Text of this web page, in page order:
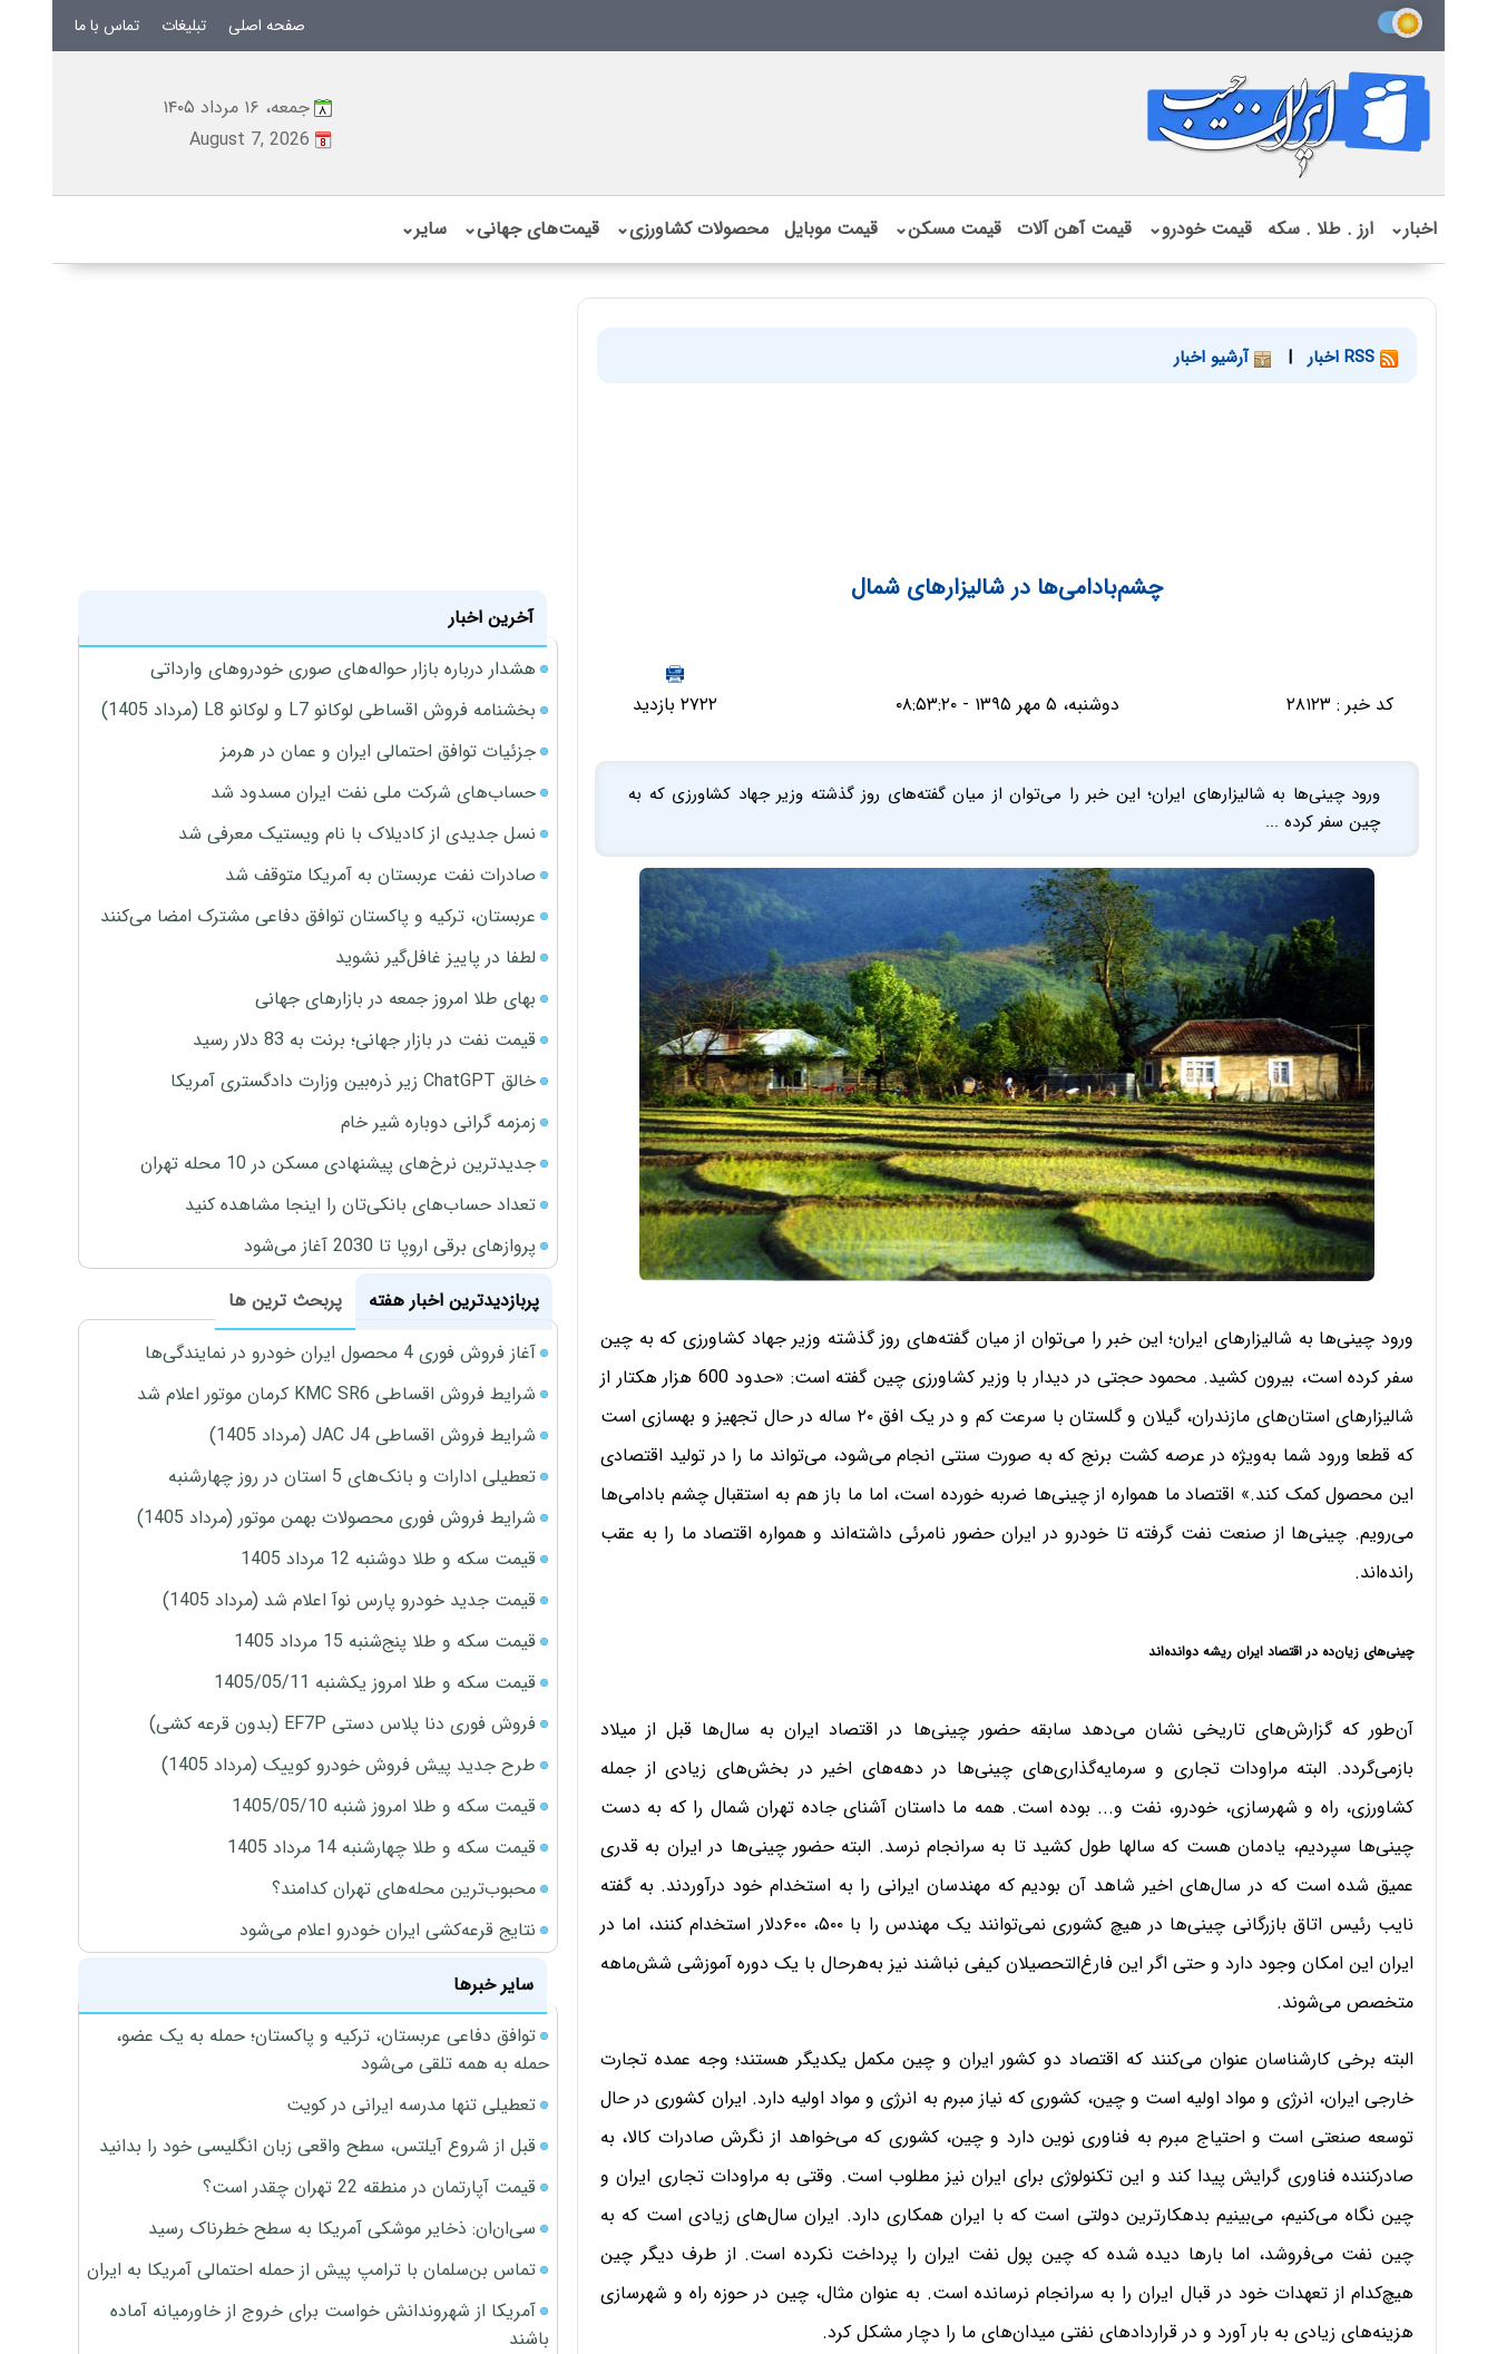
صفحه اصلی تبلیغات تماس با ما
جمعه، ۱۶ مرداد ۱۴۰۵
August 7, 2026
اخبار⌄ ارز . طلا . سکه قیمت خودرو⌄ قیمت آهن آلات قیمت مسکن⌄ قیمت موبایل محصولات کشاورزی⌄ قیمت‌های جهانی⌄ سایر⌄
| آرشیو اخبار
چشم‌بادامی‌ها در شالیزار‌های شمال
کد خبر : ۲۸۱۲۳ دوشنبه، ۵ مهر ۱۳۹۵ - ۰۸:۵۳:۲۰ ۲۷۲۲ بازدید
ورود چینی‌ها به شالیزار‌های ایران؛ این خبر را می‌توان از میان گفته‌های روز گذشته وزیر جهاد کشاورزی که به
چین سفر کرده ...
ورود چینی‌ها به شالیزار‌های ایران؛ این خبر را می‌توان از میان گفته‌های روز گذشته وزیر جهاد کشاورزی که به چین
سفر کرده است، بیرون کشید. محمود حجتی در دیدار با وزیر کشاورزی چین گفته است: «حدود 600 هزار هکتار از
شالیزارهای استان‌های مازندران، گیلان و گلستان با سرعت کم و در یک افق ۲۰ ساله در حال تجهیز و بهسازی است
که قطعا ورود شما به‌ویژه در عرصه کشت برنج که به صورت سنتی انجام می‌شود، می‌تواند ما را در تولید اقتصادی
این محصول کمک کند.» اقتصاد ما همواره از چینی‌ها ضربه خورده است، اما ما باز هم به استقبال چشم بادامی‌ها
می‌رویم. چینی‌ها از صنعت نفت گرفته تا خودرو در ایران حضور نامرئی داشته‌اند و همواره اقتصاد ما را به عقب
رانده‌اند.
چینی‌های زیان‌ده در اقتصاد ایران ریشه دوانده‌اند
آن‌طور که گزارش‌های تاریخی نشان می‌دهد سابقه حضور چینی‌ها در اقتصاد ایران به سال‌ها قبل از میلاد
بازمی‌گردد. البته مراودات تجاری و سرمایه‌گذاری‌های چینی‌ها در دهه‌های اخیر در بخش‌های زیادی از جمله
کشاورزی، راه و شهرسازی، خودرو، نفت و... بوده است. همه ما داستان آشنای جاده تهران شمال را که به دست
چینی‌ها سپردیم، یادمان هست که سالها طول کشید تا به سرانجام نرسد. البته حضور چینی‌ها در ایران به قدری
عمیق شده است که در سال‌های اخیر شاهد آن بودیم که مهندسان ایرانی را به استخدام خود درآوردند. به گفته
نایب رئیس اتاق بازرگانی چینی‌ها در هیچ کشوری نمی‌توانند یک مهندس را با ۵۰۰، ۶۰۰دلار استخدام کنند، اما در
ایران این امکان وجود دارد و حتی اگر این فارغ‌التحصیلان کیفی نباشند نیز به‌هرحال با یک دوره آموزشی شش‌ماهه
متخصص می‌شوند.
البته برخی کارشناسان عنوان می‌کنند که اقتصاد دو کشور ایران و چین مکمل یکدیگر هستند؛ وجه عمده تجارت
خارجی ایران، انرژی و مواد اولیه است و چین، کشوری که نیاز مبرم به انرژی و مواد اولیه دارد. ایران کشوری در حال
توسعه صنعتی است و احتیاج مبرم به فناوری نوین دارد و چین، کشوری که می‌خواهد از نگرش صادرات کالا، به
صادرکننده فناوری گرایش پیدا کند و این تکنولوژی برای ایران نیز مطلوب است. وقتی به مراودات تجاری ایران و
چین نگاه می‌کنیم، می‌بینیم بدهکارترین دولتی است که با ایران همکاری دارد. ایران سال‌های زیادی است که به
چین نفت می‌فروشد، اما بارها دیده شده که چین پول نفت ایران را پرداخت نکرده است. از طرف دیگر چین
هیچ‌کدام از تعهدات خود در قبال ایران را به سرانجام نرسانده است. به عنوان مثال، چین در حوزه راه و شهرسازی
هزینه‌های زیادی به بار آورد و در قراردادهای نفتی میدان‌های ما را دچار مشکل کرد.
آخرین اخبار
هشدار درباره بازار حواله‌های صوری خودروهای وارداتی
بخشنامه فروش اقساطی لوکانو L7 و لوکانو L8 (مرداد 1405)
جزئیات توافق احتمالی ایران و عمان در هرمز
حساب‌های شرکت ملی نفت ایران مسدود شد
نسل جدیدی از کادیلاک با نام ویستیک معرفی شد
صادرات نفت عربستان به آمریکا متوقف شد
عربستان، ترکیه و پاکستان توافق دفاعی مشترک امضا می‌کنند
لطفا در پاییز غافل‌گیر نشوید
بهای طلا امروز جمعه در بازارهای جهانی
قیمت نفت در بازار جهانی؛ برنت به 83 دلار رسید
خالق ChatGPT زیر ذره‌بین وزارت دادگستری آمریکا
زمزمه گرانی دوباره شیر خام
جدیدترین نرخ‌های پیشنهادی مسکن در 10 محله تهران
تعداد حساب‌های بانکی‌تان را اینجا مشاهده کنید
پروازهای برقی اروپا تا 2030 آغاز می‌شود
پربازدیدترین اخبار هفته
پربحث ترین ها
آغاز فروش فوری 4 محصول ایران خودرو در نمایندگی‌ها
شرایط فروش اقساطی KMC SR6 کرمان موتور اعلام شد
شرایط فروش اقساطی JAC J4 (مرداد 1405)
تعطیلی ادارات و بانک‌های 5 استان در روز چهارشنبه
شرایط فروش فوری محصولات بهمن موتور (مرداد 1405)
قیمت سکه و طلا دوشنبه 12 مرداد 1405
قیمت جدید خودرو پارس نوآ اعلام شد (مرداد 1405)
قیمت سکه و طلا پنج‌شنبه 15 مرداد 1405
قیمت سکه و طلا امروز یکشنبه 1405/05/11
فروش فوری دنا پلاس دستی EF7P (بدون قرعه کشی)
طرح جدید پیش فروش خودرو کوییک (مرداد 1405)
قیمت سکه و طلا امروز شنبه 1405/05/10
قیمت سکه و طلا چهارشنبه 14 مرداد 1405
محبوب‌ترین محله‌های تهران کدامند؟
نتایج قرعه‌کشی ایران خودرو اعلام می‌شود
سایر خبرها
توافق دفاعی عربستان، ترکیه و پاکستان؛ حمله به یک عضو،
حمله به همه تلقی می‌شود
تعطیلی تنها مدرسه ایرانی در کویت
قبل از شروع آیلتس، سطح واقعی زبان انگلیسی خود را بدانید
قیمت آپارتمان در منطقه 22 تهران چقدر است؟
سی‌ان‌ان: ذخایر موشکی آمریکا به سطح خطرناک رسید
تماس بن‌سلمان با ترامپ پیش از حمله احتمالی آمریکا به ایران
آمریکا از شهروندانش خواست برای خروج از خاورمیانه آماده
باشند